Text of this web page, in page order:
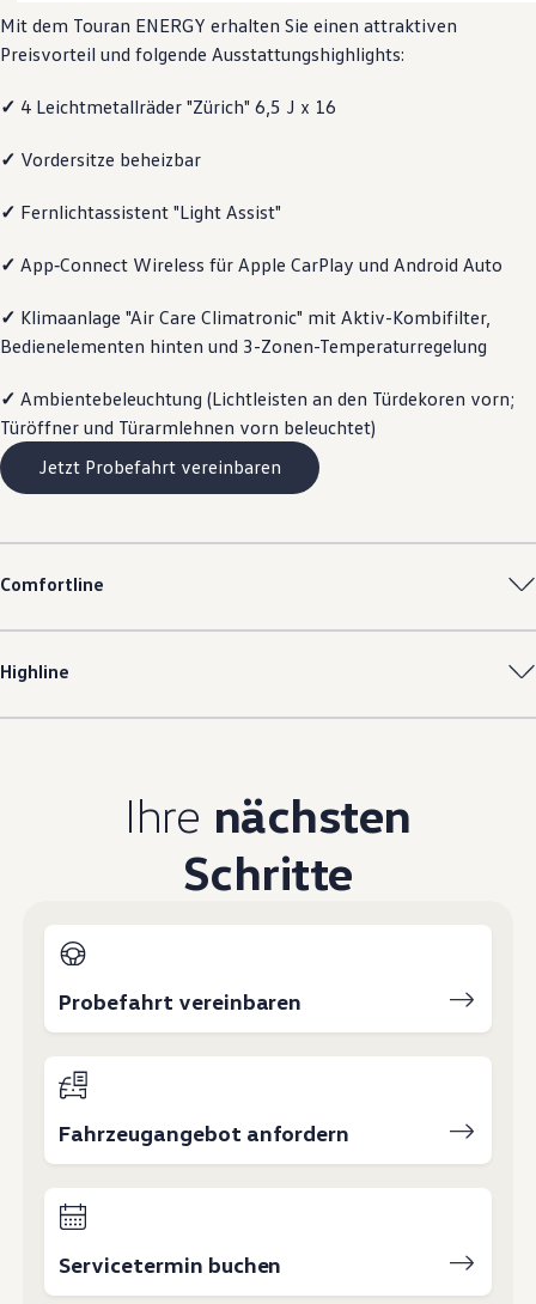
R-Kollektion
GTI Kollektion
Fußball Drop
#wedriveproud
Besitzer und Service
Software Updates
Inspektion und HU/AU
Reparaturen und Checks
Räder und Reifen
Economy Service
Volkswagen Teile
Zubehör
Schutz und Pflege
Transport
Entertainment und Elektronik
Individualisieren
Wallbox und Ladekabel
Volkswagen Apps, Login und Shop
Vorgängermodelle
Assistenzsysteme
Lifestyle
Transport
Familie
Elektromobilität
Volkswagen R
Mit dem Touran ENERGY erhalten Sie einen attraktiven
Preisvorteil und folgende Ausstattungshighlights:
✓ 4 Leichtmetallräder "Zürich" 6,5 J x 16
✓ Vordersitze beheizbar
✓ Fernlichtassistent "Light Assist"
✓ App‑Connect Wireless für Apple CarPlay und Android Auto
✓ Klimaanlage "Air Care Climatronic" mit Aktiv-Kombifilter,
Bedienelementen hinten und 3-Zonen-Temperaturregelung
✓ Ambientebeleuchtung (Lichtleisten an den Türdekoren vorn;
Türöffner und Türarmlehnen vorn beleuchtet)
Jetzt Probefahrt vereinbaren
Comfortline
Highline
Ihre nächsten
Schritte
Probefahrt vereinbaren
Fahrzeugangebot anfordern
Servicetermin buchen